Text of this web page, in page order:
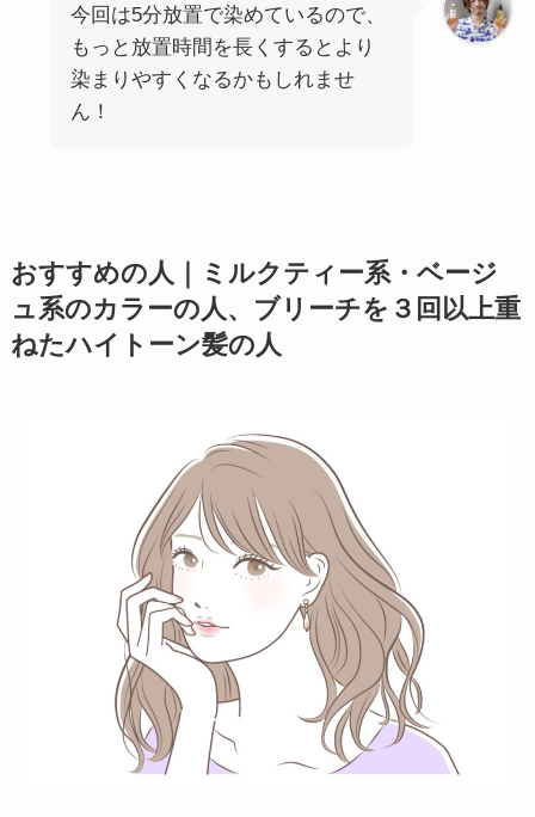
今回は5分放置で染めているので、
もっと放置時間を長くするとより
染まりやすくなるかもしれませ
ん！
おすすめの人｜ミルクティー系・ベージ
ュ系のカラーの人、ブリーチを３回以上重
ねたハイトーン髪の人